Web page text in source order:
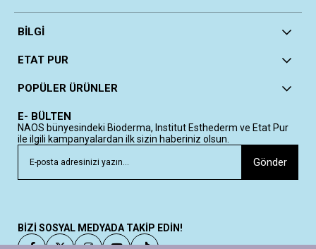
BİLGİ
ETAT PUR
POPÜLER ÜRÜNLER
E- BÜLTEN
NAOS bünyesindeki Bioderma, Institut Esthederm ve Etat Pur
ile ilgili kampanyalardan ilk sizin haberiniz olsun.
Gönder
BİZİ SOSYAL MEDYADA TAKİP EDİN!